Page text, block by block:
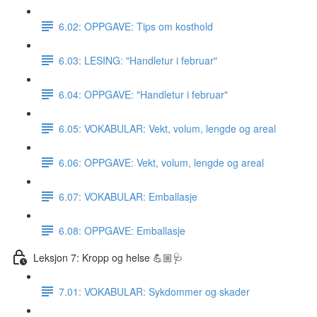
6.02: OPPGAVE: Tips om kosthold
6.03: LESING: "Handletur i februar"
6.04: OPPGAVE: "Handletur i februar"
6.05: VOKABULAR: Vekt, volum, lengde og areal
6.06: OPPGAVE: Vekt, volum, lengde og areal
6.07: VOKABULAR: Emballasje
6.08: OPPGAVE: Emballasje
Leksjon 7: Kropp og helse 💪🏼🩺
7.01: VOKABULAR: Sykdommer og skader